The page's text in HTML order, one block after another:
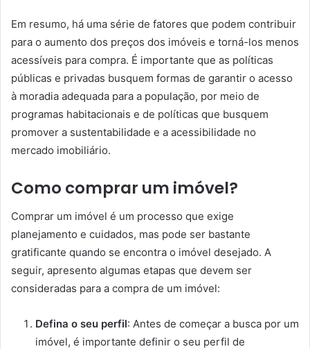
Em resumo, há uma série de fatores que podem contribuir
para o aumento dos preços dos imóveis e torná-los menos
acessíveis para compra. É importante que as políticas
públicas e privadas busquem formas de garantir o acesso
à moradia adequada para a população, por meio de
programas habitacionais e de políticas que busquem
promover a sustentabilidade e a acessibilidade no
mercado imobiliário.
Como comprar um imóvel?
Comprar um imóvel é um processo que exige
planejamento e cuidados, mas pode ser bastante
gratificante quando se encontra o imóvel desejado. A
seguir, apresento algumas etapas que devem ser
consideradas para a compra de um imóvel:
Defina o seu perfil: Antes de começar a busca por um
imóvel, é importante definir o seu perfil de